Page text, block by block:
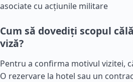
asociate cu acțiunile militare
Cum să dovediți scopul
viză?
Pentru a confirma motivul vizitei,
O rezervare la hotel sau un